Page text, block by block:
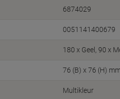
6874029
0051141400679
180 x Geel, 90 x
76 (B) x 76 (H)
Multikleur